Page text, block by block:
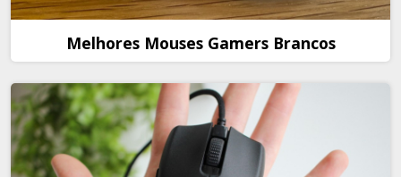
Melhores Mouses Gamers Brancos